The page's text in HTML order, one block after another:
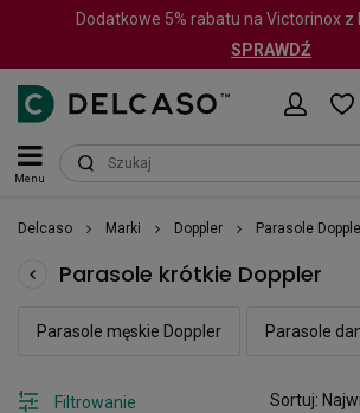
Dodatkowe 5% rabatu na Victorinox z
SPRAWDŹ
Menu
Delcaso Marki Doppler Parasole
Parasole krótkie Doppler
Parasole męskie Doppler Parasole
Sortuj:
Filtrowanie